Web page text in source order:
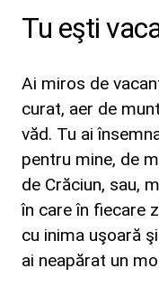
Tu eşti
Ai miros de
curat, aer de
văd. Tu ai
pentru mine, de
de Crăciun, sau,
în care în fiecare
cu inima uşoară
ai neapărat un